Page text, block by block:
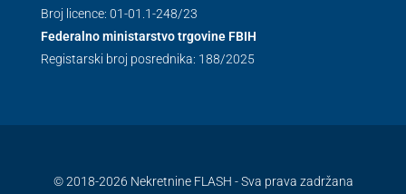
Broj licence: 01-01.1-248/23
Federalno ministarstvo trgovine FBIH
Registarski broj posrednika: 188/2025
© 2018-2026 Nekretnine FLASH - Sva prava zadržana